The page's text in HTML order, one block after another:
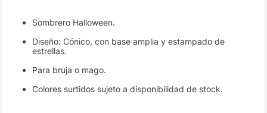
Sombrero Halloween.
Diseño: Cónico, con base amplia y estampado de
estrellas.
Para bruja o mago.
Colores surtidos sujeto a disponibilidad de stock.